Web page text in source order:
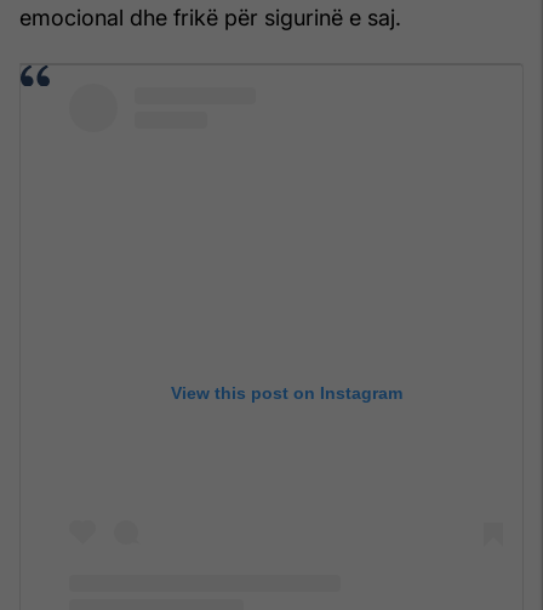
emocional dhe frikë për sigurinë e saj.
View this post on Instagram